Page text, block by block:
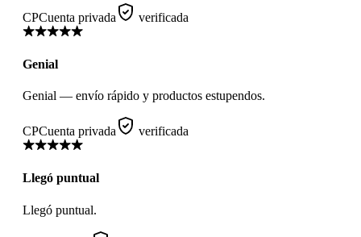
CPCuenta privada verificada
Genial
Genial — envío rápido y productos estupendos.
CPCuenta privada verificada
Llegó puntual
Llegó puntual.